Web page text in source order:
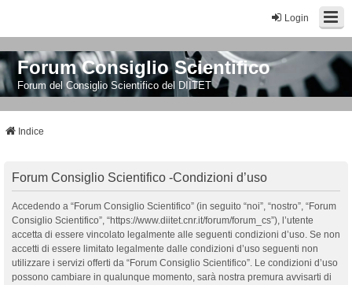
Login
Forum Consiglio Scientifico
Forum del Consiglio Scientifico del DIITET
Indice
Forum Consiglio Scientifico -Condizioni d’uso
Accedendo a “Forum Consiglio Scientifico” (in seguito “noi”, “nostro”, “Forum
Consiglio Scientifico”, “https://www.diitet.cnr.it/forum/forum_cs”), l’utente
accetta di essere vincolato legalmente alle seguenti condizioni d’uso. Se non
accetti di essere limitato legalmente dalle condizioni d’uso seguenti non
utilizzare i servizi offerti da “Forum Consiglio Scientifico”. Le condizioni d’uso
possono cambiare in qualunque momento, sarà nostra premura avvisarti di